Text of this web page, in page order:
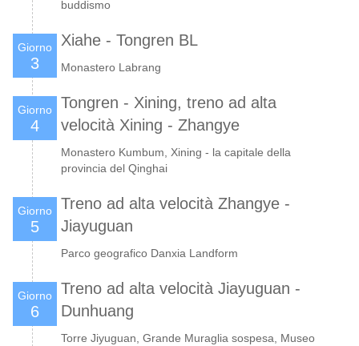
buddismo
Giorno
3
Xiahe - Tongren BL
Monastero Labrang
Giorno
4
Tongren - Xining, treno ad alta
velocità Xining - Zhangye
Monastero Kumbum, Xining - la capitale della
provincia del Qinghai
Giorno
5
Treno ad alta velocità Zhangye -
Jiayuguan
Parco geografico Danxia Landform
Giorno
6
Treno ad alta velocità Jiayuguan -
Dunhuang
Torre Jiyuguan, Grande Muraglia sospesa, Museo